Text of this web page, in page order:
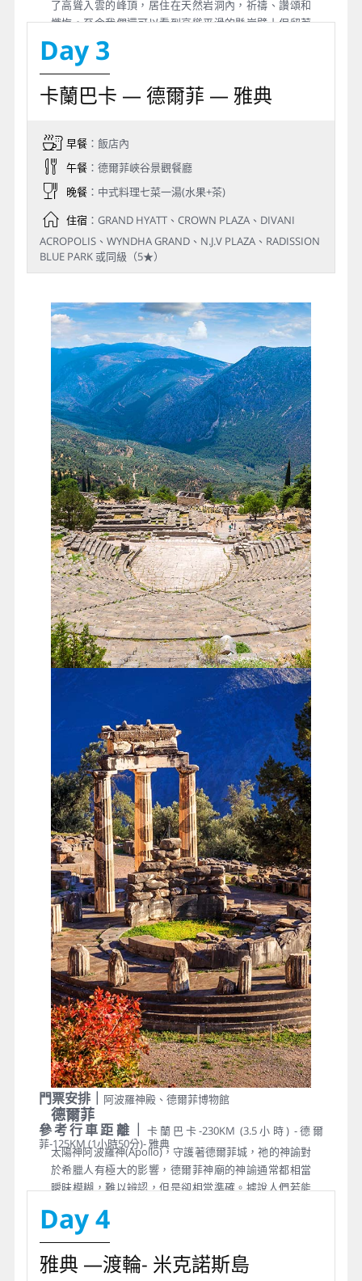
了高聳入雲的峰頂，居住在天然岩洞內，祈禱、讚頌和
懺悔。至今我們還可以看到高聳平滑的懸崖壁上保留著
的11世紀隱遁修士們古老殘破的洞室，這些動式及修到
院儘管令人難以置信，卻是希臘東正教最大和最重要的
建築之一。1988年，邁提歐拉被列入聯合國教科文組織
世界遺產名錄，為自然和文化雙重遺產。今日我們將參
休息則以其他修道院取代)。
Day 3
卡蘭巴卡 — 德爾菲 — 雅典
早餐：飯店內
午餐：德爾菲峽谷景觀餐廳
晚餐：中式料理七菜一湯(水果+茶)
住宿：GRAND HYATT、CROWN PLAZA、DIVANI
ACROPOLIS、WYNDHA GRAND、N.J.V PLAZA、RADISSION
BLUE PARK 或同級（5★）
希臘神話傳說中，帕納索斯山是座聖山，這裡居住著太
陽神阿波羅與缪斯女神，阿拉霍瓦就是座落在帕納索斯
山的山嘴上，此鎮充滿寧靜與安祥仿彿遠離塵囂獨立於
世界之外。爾後來到希臘文化中心德爾菲，希臘神話
中，宙斯從世界的兩端各派出一隻老鷹，向世界的中心
飛去，他們就在德爾菲相遇，因而這裡成為世界的中
心。這裡也是古代最馳名也最受尊崇的神諭遺址。
德爾菲
太陽神阿波羅神(Apollo)，守護著德爾菲城，祂的神諭對
於希臘人有極大的影響，德爾菲神廟的神諭通常都相當
曖昧模糊，難以辨認，但是卻相當準確。據說人們若能
神諭也指引希臘人建立了許多殖民地，因此後來德爾菲
出現了著名的阿波羅神廟組群。這裡的風光相當明媚，
是希臘有名的聖山，宇宙中心點的石碑就立於此。在此
我們安排參觀德爾菲聖地最重要的遺蹟－阿波羅神殿，
門票安排｜ 阿波羅神殿、德爾菲博物館
參考行車距離｜
卡蘭巴卡-230KM (3.5小時) -德爾
菲-125KM (1小時50分)- 雅典
Day 4
雅典 —渡輪- 米克諾斯島